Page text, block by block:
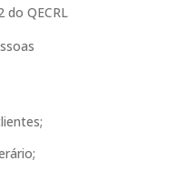
do QECRL